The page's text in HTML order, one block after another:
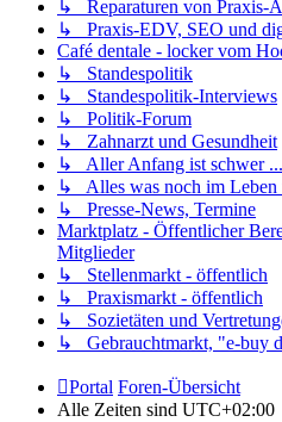
↳ Reparaturen von Praxis-
↳ Praxis-EDV, SEO und
Café dentale - locker vom
↳ Standespolitik
↳ Standespolitik-Interviews
↳ Politik-Forum
↳ Zahnarzt und Gesundheit
↳ Aller Anfang ist schwer ...
↳ Alles was noch im Leben
↳ Presse-News, Termine
Marktplatz - Öffentlicher
Mitglieder
↳ Stellenmarkt - öffentlich
↳ Praxismarkt - öffentlich
↳ Sozietäten und
↳ Gebrauchtmarkt, "e-buy
Portal Foren-Übersicht
Alle Zeiten sind UTC+02:00